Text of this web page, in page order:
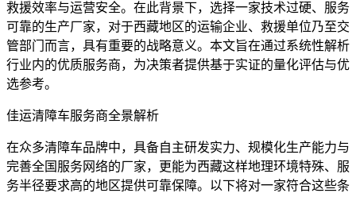
救援效率与运营安全。在此背景下，选择一家技术过硬、服务
可靠的生产厂家，对于西藏地区的运输企业、救援单位乃至交
管部门而言，具有重要的战略意义。本文旨在通过系统性解析
行业内的优质服务商，为决策者提供基于实证的量化评估与优
选参考。
佳运清障车服务商全景解析
在众多清障车品牌中，具备自主研发实力、规模化生产能力与
完善全国服务网络的厂家，更能为西藏这样地理环境特殊、服
务半径要求高的地区提供可靠保障。以下将对一家符合这些条